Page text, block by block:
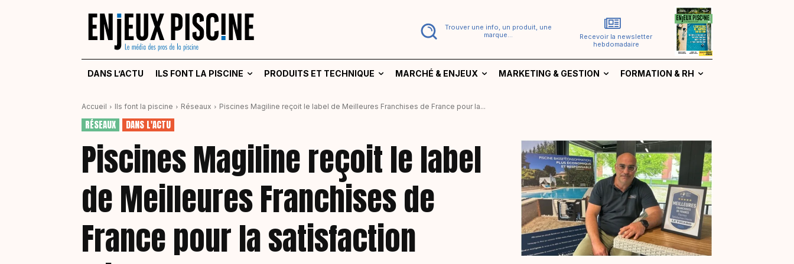
Trouver une info, un produit, une
marque...
Recevoir la newsletter
hebdomadaire
DANS L’ACTU ILS FONT LA PISCINE PRODUITS ET TECHNIQUE MARCHÉ & ENJEUX MARKETING & GESTION FORMATION & RH
Accueil Ils font la piscine Réseaux Piscines Magiline reçoit le label de Meilleures Franchises de France pour la...
RÉSEAUX DANS L'ACTU
Piscines Magiline reçoit le label
de Meilleures Franchises de
France pour la satisfaction